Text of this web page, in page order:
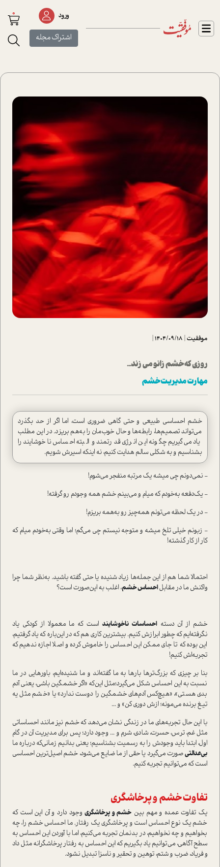
ورود
اشتراک مجله
0
موفقیت|
1404/09/18
|
روزی که خشم زانو می زند...
مهارت مدیریت خشم
خشم احساسی طبیعی و حتی گاهی ضروری است، اما اگر از حد بگذرد
می‌تواند تصمیم‌ها، رابطه‌ها و حال خوب‌مان را به‌هم بریزد. در این مطلب
یاد می‌گیریم چگونه این انرژی قدرتمند و البته احساس ناخوشایند را
بشناسیم و به شکلی سالم هدایت کنیم، نه اینکه اسیرش شویم.
- نمی‌دونم چی میشه یک مرتبه منفجر می‌شوم!
- یک‌دفعه به‌خودم که میام و می‌بینم خشم همه وجودم رو گرفته!
- در یک لحظه می‌تونم همه‌چیز رو به‌همه بریزم!
- زبونم خیلی تلخ میشه و متوجه نیستم چی می‌گم؛ اما وقتی به‌خودم میام که
کار از کار گذشته!
احتمالا شما هم از این جمله‌ها زیاد شنیده یا حتی گفته باشید. به‌نظر شما چرا
واکنش ما در مقابلاحساس خشم، اغلب به این‌صورت ا‌ست؟
خشم از آن دستهاحساسات ناخوشایند ا‌ست که ما معمولا از کودکی یاد
نگرفته‌ایم که چطور ابرازش کنیم. بیشترین کاری هم که در این‌باره که یاد گرفتیم،
این بوده که تا جای ممکن این احساس را خاموش کرده و اصلا اجازه ندهیم که
تجربه‌اش کنیم!
بنا بر چیزی که بزرگ‌تر‌ها بارها به ما گفته‌اند و ما شنیده‌ایم، باور‌هایی در ما
نسبت‌ به این احساس شکل می‌گیرد؛مثل این‌که «اگر خشمگین باشی، یعنی آدم
بدی هستی»، «هیچ‌کس آدم‌های خشمگین را دوست ندارد» یا «خشم مثل یه
تیغ برنده می‌مونه؛ ازش دوری کن» و ...
با این حال تجربه‌‌های ما در زندگی نشان می‌دهد که خشم نیز مانند احساساتی
مثل غم، ترس، حسرت، شادی، شرم و ... وجود دارد؛ پس برای مدیریت آن در گام
اول، ابتدا باید وجودش را به رسمیت بشناسیم؛ یعنی بدانیم زمانی‌که درباره ما
بی‌عدالتیصورت می‌گیرد یا حقی از ما ضایع ‌می‌شود، خشم اصیل‌ترین احساسی
ا‌ست که می‌توانیم تجربه کنیم.
تفاوت خشم و پرخاشگری
یک تفاوت عمده و مهم بین خشم و پرخاشگریوجود دارد و آن این ا‌ست که
خشم یک نوع احساس ا‌ست و پرخاشگری یک رفتار. ما احساس خشم را، چه
بخواهیم و چه نخواهیم، در بدنمان تجربه می‌کنیم، اما با آوردن این احساس به
سطح آگاهی، می‌توانیم یاد بگیریم که این احساس به رفتار پرخاشگرانه مثل داد
و فریاد، ضرب و شتم، توهین و تحقیر و ناسزا تبدیل نشود.